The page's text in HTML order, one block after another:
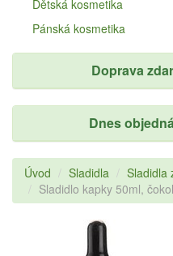
Dětská kosmetika
Pánská kosmetika
Doprava
Dnes
Úvod Sladidla
Sladidla
Sladidlo kapky 50ml,